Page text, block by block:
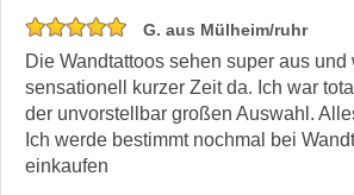
G. aus Mülheim/ruhr
Die Wandtattoos sehen super aus und
sensationell kurzer Zeit da. Ich war
der unvorstellbar großen Auswahl.
Ich werde bestimmt nochmal bei
einkaufen